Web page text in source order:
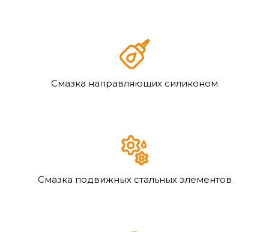
Смазка направляющих силиконом
Смазка подвижных стальных элементов